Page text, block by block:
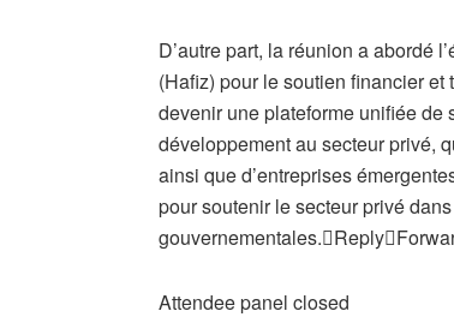
D’autre part, la réunion a abordé
(Hafiz) pour le soutien financier
devenir une plateforme unifiée
développement au secteur privé,
ainsi que d’entreprises
pour soutenir le secteur privé
gouvernementales.Reply
Attendee panel closed